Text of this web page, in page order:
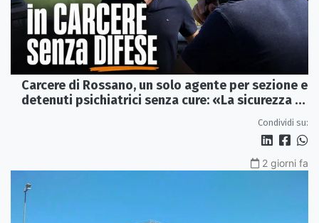
Carcere di Rossano, un solo agente per sezione e
detenuti psichiatrici senza cure: «La sicurezza è
Condividi su:
2 giorni fa